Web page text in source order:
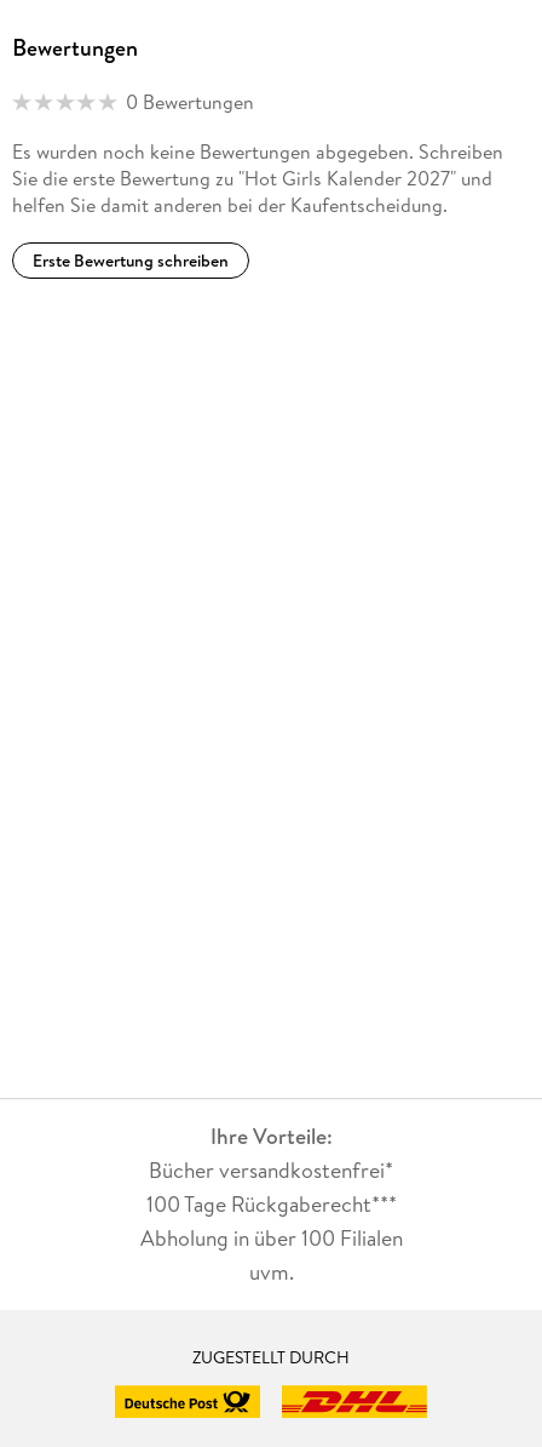
Bewertungen
0 Bewertungen
Es wurden noch keine Bewertungen abgegeben. Schreiben
Sie die erste Bewertung zu "Hot Girls Kalender 2027" und
helfen Sie damit anderen bei der Kaufentscheidung.
Erste Bewertung schreiben
Ihre Vorteile:
Bücher versandkostenfrei*
100 Tage Rückgaberecht***
Abholung in über 100 Filialen
uvm.
ZUGESTELLT DURCH